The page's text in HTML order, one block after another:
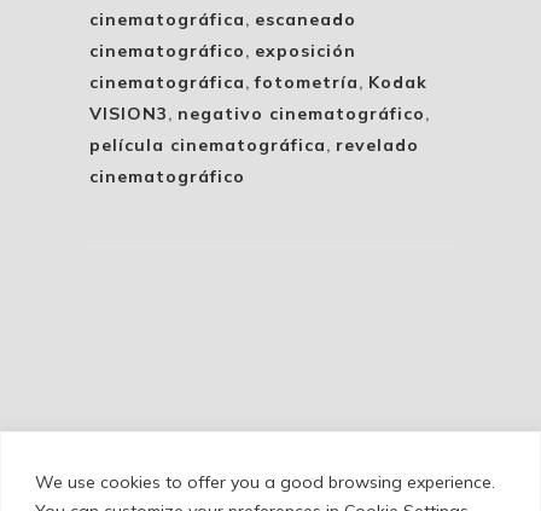
We use cookies to offer you a good browsing experience.
cinematográfica, escaneado
cinematográfico, exposición
cinematográfica,fotometría, Kodak
VISION3, negativo cinematográfico,
película cinematográfica, revelado
cinematográfico
Cookie Policy/Privacy Policy /Legal Warning